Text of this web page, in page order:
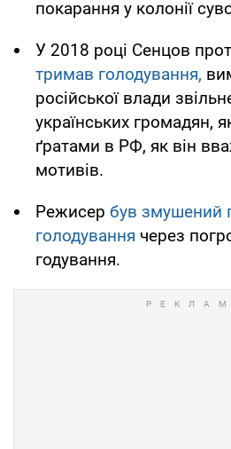
покарання у колонії
У 2018 році Сенцов
тримав голодування,
російської влади
українських громадян,
ґратами в РФ, як він
мотивів.
Режисер був змушений
голодування через
годування.